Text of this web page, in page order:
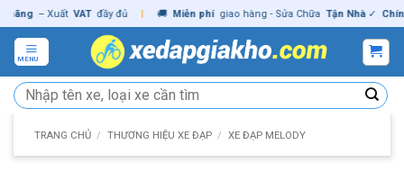
Skip
to
content
– Xuất VAT đầy đủ | 🚚 Miễn phí giao hàng - Sửa Chữa Tận Nhà ✓ Chính
MENU
Tìm
kiếm:
TRANG CHỦ / THƯƠNG HIỆU XE ĐẠP / XE ĐẠP MELODY